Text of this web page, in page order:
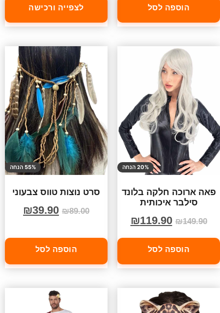
הוספה לסל לצפייה ורכישה
20% הנחה
פאה ארוכה חלקה בלונד
סילבר איכותית
₪149.90
₪119.90
הוספה לסל
55% הנחה
סרט נוצות טווס צבעוני
₪89.00
₪39.90
הוספה לסל